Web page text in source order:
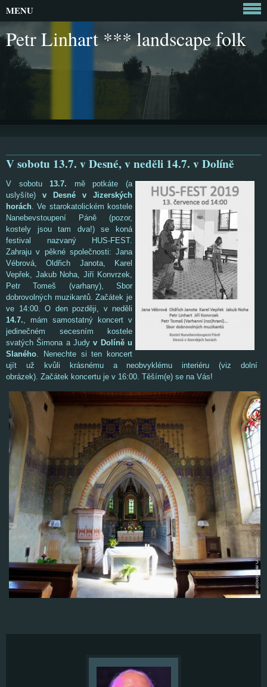
Petr Linhart *** landscape folk
V sobotu 13.7. v Desné, v neděli 14.7. v Dolíně
V sobotu13.7. mě potkáte (a
uslyšíte) v Desné v Jizerských
horách. Ve starokatolickém kostele
Nanebevstoupení Páně (pozor,
kostely jsou tam dva!) se koná
festival nazvaný HUS-FEST.
Zahraju v pěkné společnosti: Jana
Vébrová, Oldřich Janota, Karel
Vepřek, Jakub Noha, Jiří Konvrzek,
Petr Tomeš (varhany), Sbor
dobrovolných muzikantů. Začátek je
ve 14:00. O den později, v neděli
14.7., mám samostatný koncert v
jedinečném secesním kostele
svatých Šimona a Judyv Dolíně u
Slaného. Nenechte si ten koncert
ujít už kvůli krásnému a neobvyklému interiéru (viz dolní
obrázek). Začátek koncertu je v 16:00. Těším(e) se na Vás!
MENU